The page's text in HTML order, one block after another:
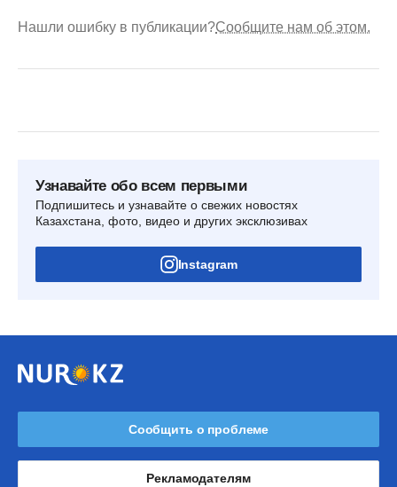
Нашли ошибку в публикации?Сообщите нам об этом.
Узнавайте обо всем первыми
Подпишитесь и узнавайте о свежих новостях
Казахстана, фото, видео и других эксклюзивах
Instagram
Сообщить о проблеме
Рекламодателям